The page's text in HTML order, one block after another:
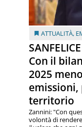
ATTUALITÀ,
Con il
2025
emissioni,
territorio
Zannini: "Con
volontà di